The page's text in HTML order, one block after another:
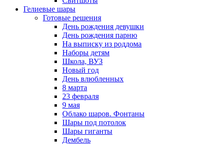
Гелиевые шары
Готовые решения
День рождения девушки
День рождения парню
На выписку из роддома
Наборы детям
Школа, ВУЗ
Новый год
День влюбленных
8 марта
23 февраля
9 мая
Облако шаров. Фонтаны
Шары под потолок
Шары гиганты
Дембель